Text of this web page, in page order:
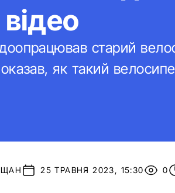
старий
як такий
25 ТРАВНЯ 2023, 15:30 0